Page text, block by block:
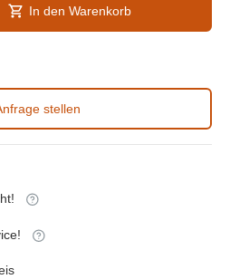
In den Warenkorb
stellen